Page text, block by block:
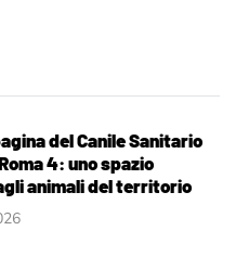
del Canile Sanitario
4: uno spazio
animali del territorio